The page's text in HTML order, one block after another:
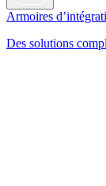
Armoires
Des solutions